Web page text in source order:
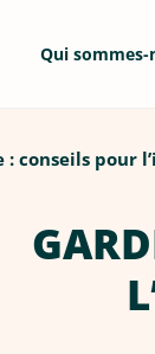
Qui sommes-
: conseils pour